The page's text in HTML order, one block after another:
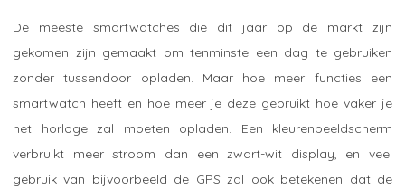
De meeste smartwatches die dit jaar op de markt zijn
gekomen zijn gemaakt om tenminste een dag te gebruiken
zonder tussendoor opladen. Maar hoe meer functies een
smartwatch heeft en hoe meer je deze gebruikt hoe vaker je
het horloge zal moeten opladen. Een kleurenbeeldscherm
verbruikt meer stroom dan een zwart-wit display, en veel
gebruik van bijvoorbeeld de GPS zal ook betekenen dat de